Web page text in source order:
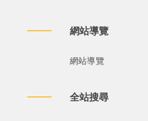
網站導覽
網站導覽
全站搜尋